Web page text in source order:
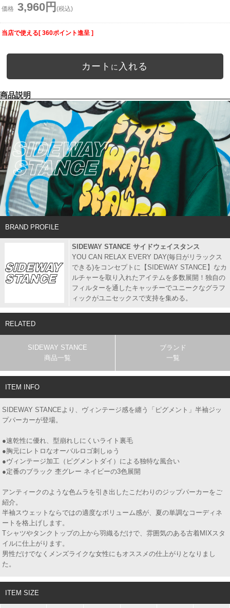
価格 3,960円 (税込)
当店で使える[ 360ポイント進呈 ]
カート に 入れる
商品説明
BRAND PROFILE
SIDEWAY STANCE サイドウェイスタンス
YOU CAN RELAX EVERY DAY(毎日がリラックス
できる)をコンセプトに【SIDEWAY STANCE】なカ
ルチャーを取り入れたアイテムを多数展開！独自の
フィルターを通したキャッチーでユニークなグラフ
ィックがユニセックスで支持を集める。
RELATED
SIDEWAY STANCE
商品一覧
ブランド
一覧
ITEM INFO
SIDEWAY STANCEより、ヴィンテージ感を纏う「ピグメント」半袖ジッ
プパーカーが登場。
●速乾性に優れ、型崩れしにくいライト裏毛
●胸元にレトロなオーバルロゴ刺しゅう
●ヴィンテージ加工（ピグメントダイ）による独特な風合い
●定番のブラック 杢グレー ネイビーの3色展開
アンティークのような色ムラを引き出したこだわりのジップパーカーをご
紹介。
半袖スウェットならではの適度なボリューム感が、夏の単調なコーディネ
ートを格上げします。
Tシャツやタンクトップの上から羽織るだけで、雰囲気のある古着MIXスタ
イルに仕上がります。
男性だけでなくメンズライクな女性にもオススメの仕上がりとなりまし
た。
ITEM SIZE